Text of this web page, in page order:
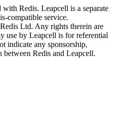
Redis. Leapcell is a separate
compatible service.
Ltd. Any rights therein are
use by Leapcell is for referential
indicate any sponsorship,
Redis and Leapcell.